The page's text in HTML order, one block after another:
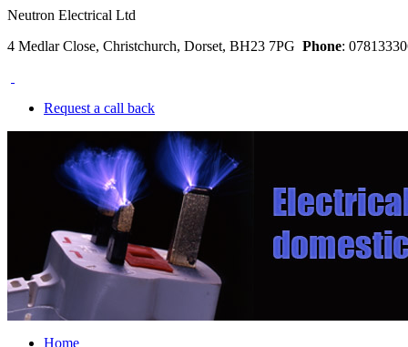
Neutron Electrical Ltd
4 Medlar Close, Christchurch, Dorset, BH23 7PG Phone:
Request a call back
Home